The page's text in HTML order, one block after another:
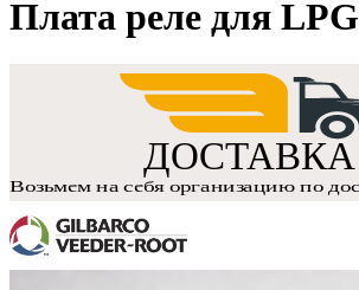
Плата реле для LPG